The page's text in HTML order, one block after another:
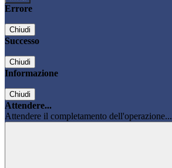
Errore
Chiudi
Successo
Chiudi
Informazione
Chiudi
Attendere...
Attendere il completamento dell'operazione...